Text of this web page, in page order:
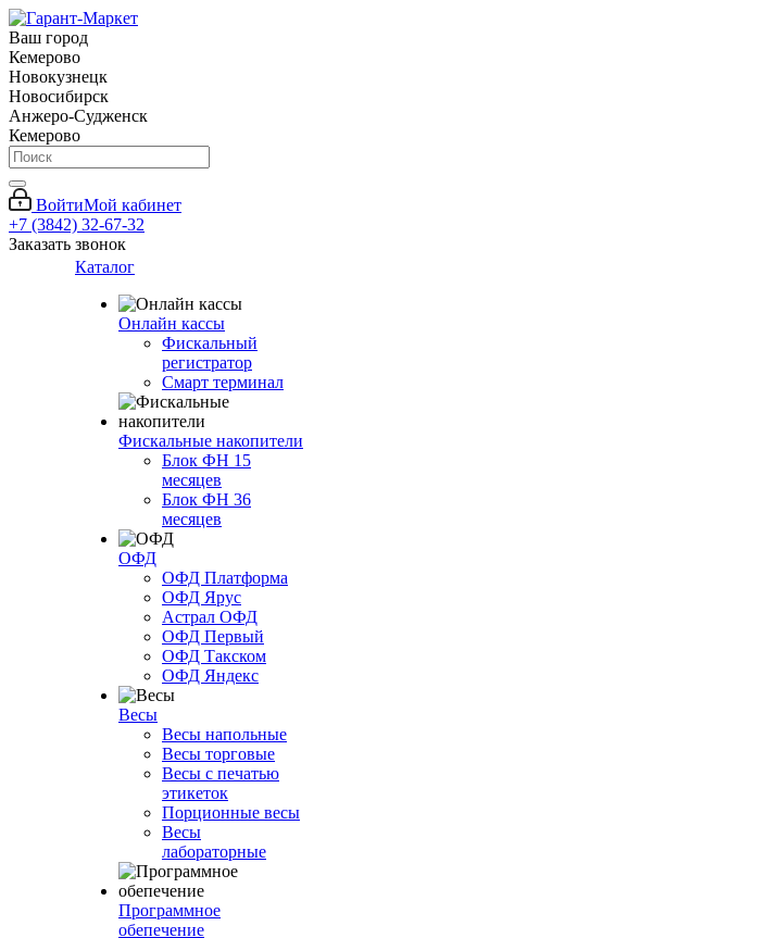
Ваш город
Кемерово
Новокузнецк
Новосибирск
Анжеро-Судженск
Кемерово
ВойтиМой кабинет
+7 (3842) 32-67-32
Заказать звонок
Каталог
Онлайн кассы
Фискальный
регистратор
Смарт терминал
Фискальные накопители
Блок ФН 15
месяцев
Блок ФН 36
месяцев
ОФД
ОФД Платформа
ОФД Ярус
Астрал ОФД
ОФД Первый
ОФД Такском
ОФД Яндекс
Весы
Весы напольные
Весы торговые
Весы с печатью
этикеток
Порционные весы
Весы
лабораторные
Программное
обепечение